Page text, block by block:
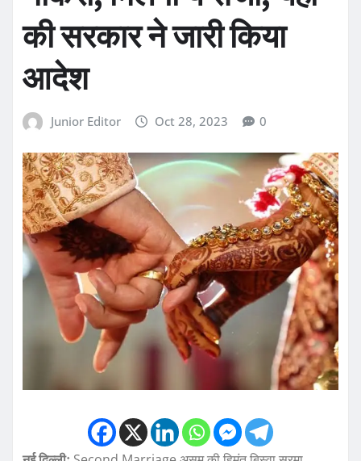
की सरकार ने जारी किया
आदेश
Junior Editor Oct 28, 2023 0